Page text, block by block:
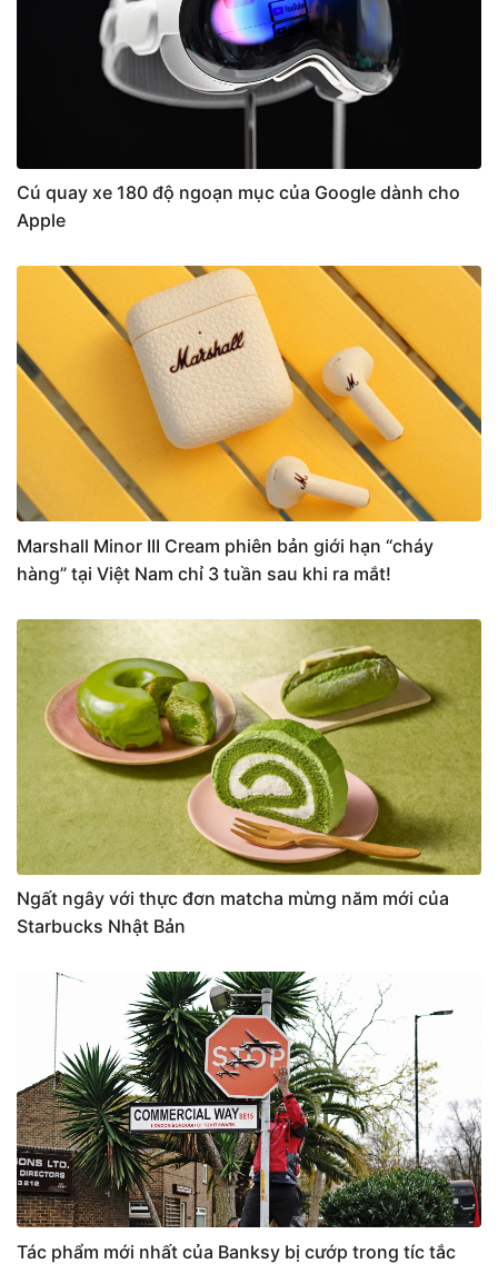
Cú quay xe 180 độ ngoạn mục của Google dành cho
Apple
Marshall Minor III Cream phiên bản giới hạn “cháy
hàng” tại Việt Nam chỉ 3 tuần sau khi ra mắt!
Ngất ngây với thực đơn matcha mừng năm mới của
Starbucks Nhật Bản
Tác phẩm mới nhất của Banksy bị cướp trong tíc tắc